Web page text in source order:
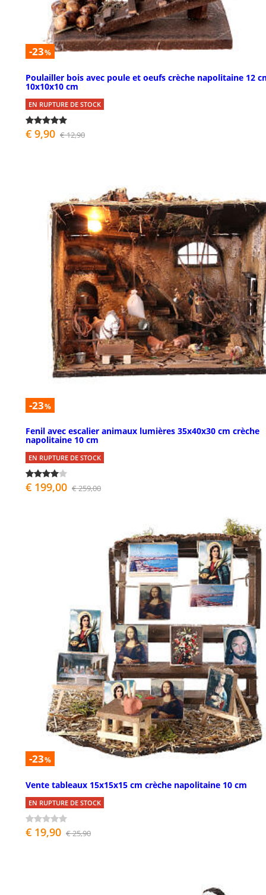
-23%
Poulailler bois avec poule et oeufs crèche napolitaine 12
10x10x10 cm
EN RUPTURE DE STOCK
€ 9,90 € 12,90
-23%
Fenil avec escalier animaux lumières 35x40x30 cm crèche
napolitaine 10 cm
EN RUPTURE DE STOCK
€ 199,00 € 259,00
-23%
Vente tableaux 15x15x15 cm crèche napolitaine 10 cm
EN RUPTURE DE STOCK
€ 19,90 € 25,90